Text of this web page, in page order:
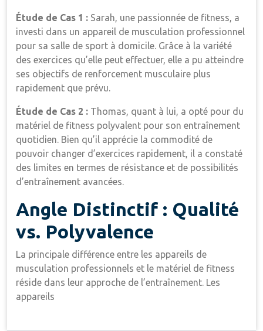
Étude de Cas 1 : Sarah, une passionnée de fitness, a
investi dans un appareil de musculation professionnel
pour sa salle de sport à domicile. Grâce à la variété
des exercices qu’elle peut effectuer, elle a pu atteindre
ses objectifs de renforcement musculaire plus
rapidement que prévu.
Étude de Cas 2 : Thomas, quant à lui, a opté pour du
matériel de fitness polyvalent pour son entraînement
quotidien. Bien qu’il apprécie la commodité de
pouvoir changer d’exercices rapidement, il a constaté
des limites en termes de résistance et de possibilités
d’entraînement avancées.
Angle Distinctif : Qualité
vs. Polyvalence
La principale différence entre les appareils de
musculation professionnels et le matériel de fitness
réside dans leur approche de l’entraînement. Les
appareils